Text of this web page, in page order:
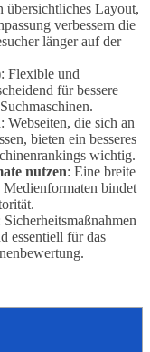
übersichtliches Layout,
verbessern die
länger auf der
: Flexible und
für bessere
: Webseiten, die sich an
bieten ein besseres
wichtig.
nutzen: Eine breite
bindet
Sicherheitsmaßnahmen
essentiell für das